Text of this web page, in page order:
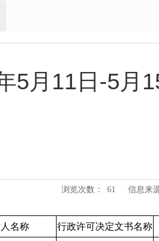
5月11日-5月
浏览次数： 61 信息来
名称
行政许可决定文书名称